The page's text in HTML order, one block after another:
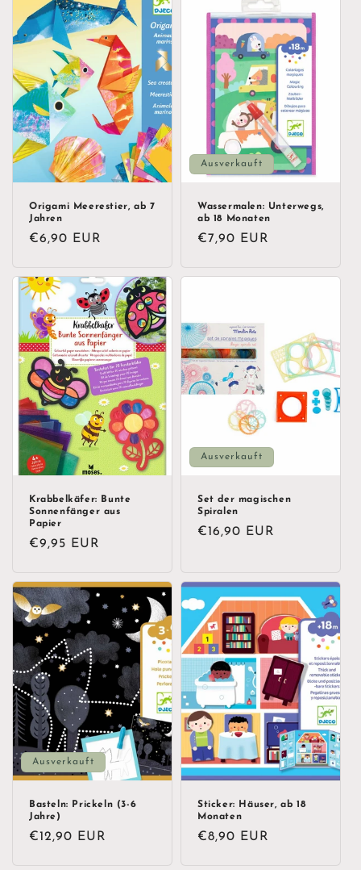
Origami Meerestier, ab 7
Jahren
Normaler
€6,90 EUR
Ausverkauft
Wassermalen: Unterwegs,
ab 18 Monaten
Normaler
€7,90 EUR
Krabbelkäfer: Bunte
Sonnenfänger aus
Papier
Normaler
€9,95 EUR
Ausverkauft
Set der magischen
Spiralen
Normaler
€16,90 EUR
Ausverkauft
Basteln: Prickeln (3-6
Jahre)
Normaler
€12,90 EUR
Sticker: Häuser, ab 18
Monaten
Normaler
€8,90 EUR